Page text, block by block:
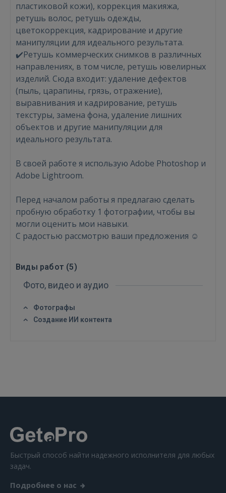
Войти
ВОЙТИ
Забыли пароль? Запомнить?
пластиковой кожи), коррекция макияжа,
ретушь волос, ретушь одежды,
цветокоррекция, кадрирование и другие
манипуляции для идеального результата.
✔️Ретушь коммерческих снимков в различных
направлениях, в том числе, ретушь ювелирных
изделий. Сюда входит: удаление дефектов
(пыль, царапины, грязь, отражение),
выравнивания и кадрирование, ретушь
текстуры, замена фона, удаление лишних
объектов и другие манипуляции для
идеального результата.
В своей работе я использую Adobe Photoshop и
Adobe Lightroom.
Перед началом работы я предлагаю сделать
пробную обработку 1 фотографии, чтобы вы
могли оценить мои навыки.
С радостью рассмотрю ваши предложения ☺️
Виды работ (5)
Фото, видео и аудио
Фотографы
Создание ИИ контента
Быстрый способ найти надежного исполнителя для любых
задач.
Подробнее о нас